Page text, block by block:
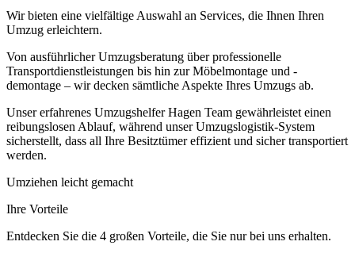
Wir bieten eine vielfältige Auswahl an Services, die Ihnen Ihren
Umzug erleichtern.
Von ausführlicher Umzugsberatung über professionelle
Transportdienstleistungen bis hin zur Möbelmontage und -
demontage – wir decken sämtliche Aspekte Ihres Umzugs ab.
Unser erfahrenes Umzugshelfer Hagen Team gewährleistet einen
reibungslosen Ablauf, während unser Umzugslogistik-System
sicherstellt, dass all Ihre Besitztümer effizient und sicher transportiert
werden.
Umziehen leicht gemacht
Ihre Vorteile
Entdecken Sie die 4 großen Vorteile, die Sie nur bei uns erhalten.